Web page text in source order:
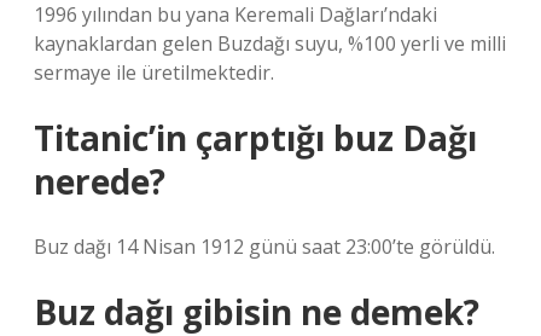
1996 yılından bu yana Keremali Dağları’ndaki
kaynaklardan gelen Buzdağı suyu, %100 yerli ve milli
sermaye ile üretilmektedir.
Titanic’in çarptığı buz Dağı
nerede?
Buz dağı 14 Nisan 1912 günü saat 23:00’te görüldü.
Buz dağı gibisin ne demek?